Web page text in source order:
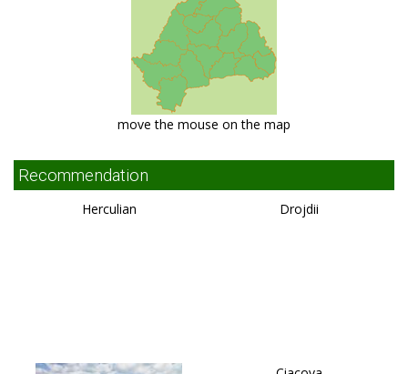
move the mouse on the map
Recommendation
Herculian Drojdii